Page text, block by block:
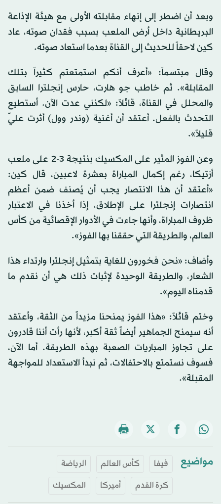
وبعد أن اضطر إلى إنهاء مقابلته الأولى مع هيئة الإذاعة
البريطانية داخل أرض الملعب بسبب فقدان صوته، عاد
كين لاحقاً للحديث إلى القناة بعدما استعاد صوته.
وقال مبتسماً: «أعرف أنكم استمتعتم كثيراً بتلك
المقابلة». ثم خاطب جو هارت، حارس إنجلترا السابق
والمحلل في القناة، قائلاً: «لكنني عدت الآن. أستطيع
التحدث بالفعل. أعتقد أن أغنية (وندر وول) أثرت عليّ
قليلاً».
وعن الفوز المثير على المكسيك بنتيجة 3-2 على ملعب
أزتيكا، رغم إكمال المباراة بعشرة لاعبين، قال كين:
«أعتقد أن هذا الانتصار يجب أن يُصنف ضمن أعظم
انتصارات إنجلترا على الإطلاق، إذا أخذنا في الاعتبار
ظروف المباراة، وأنها جاءت في الأدوار الإقصائية من كأس
العالم، والطريقة التي حققنا بها الفوز».
وأضاف: «نحن فخورون للغاية بتمثيل إنجلترا وارتداء هذا
الشعار، والطريقة الوحيدة لإثبات ذلك هي أن نقدم ما
قدمناه اليوم».
وختم قائلاً: «هذا الفوز يمنحنا مزيداً من الثقة، وأعتقد
أنه سيمنح الجماهير أيضاً ثقة أكبر، لأنها رأت أننا قادرون
على تجاوز المباريات الصعبة بهذه الطريقة. أما الآن،
فسوف نستمتع بالاحتفالات، ثم نبدأ الاستعداد للمواجهة
المقبلة».
مواضيع فيفا كأس العالم
الرياضة
كرة القدم
أميركا المكسيك